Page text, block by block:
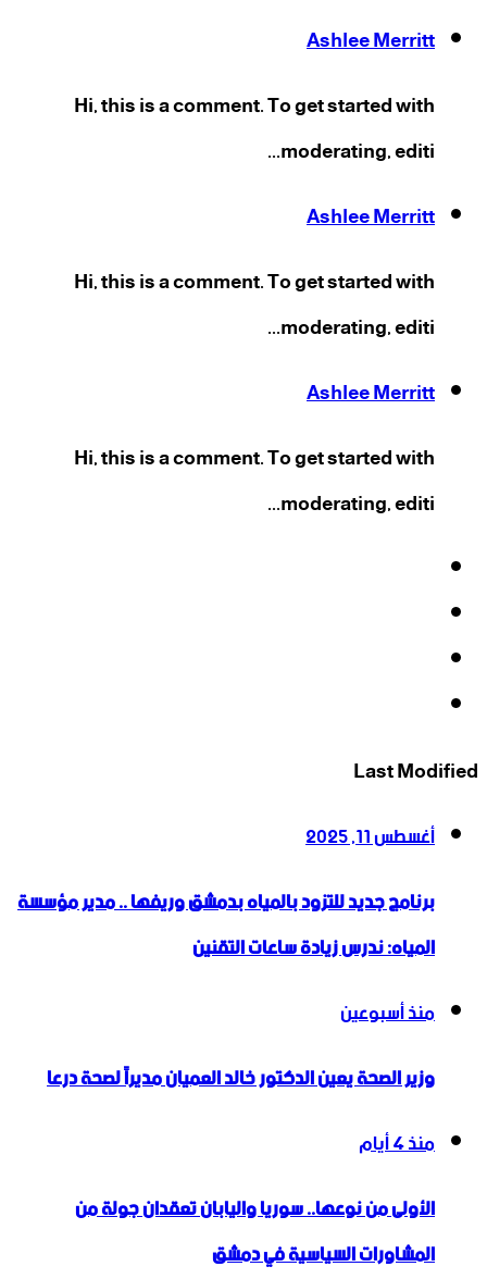
Ashlee Merritt
Hi, this is a comment. To get started with
moderating, editi...
Ashlee Merritt
Hi, this is a comment. To get started with
moderating, editi...
Ashlee Merritt
Hi, this is a comment. To get started with
moderating, editi...
Last Modified
أغسطس 11, 2025
برنامج جديد للتزود بالمياه بدمشق وريفها .. مدير مؤسسة
المياه: ندرس زيادة ساعات التقنين
منذ أسبوعين
وزير الصحة يعين الدكتور خالد العميان مديراً لصحة درعا
منذ 4 أيام
الأولى من نوعها.. سوريا واليابان تعقدان جولة من
المشاورات السياسية في دمشق